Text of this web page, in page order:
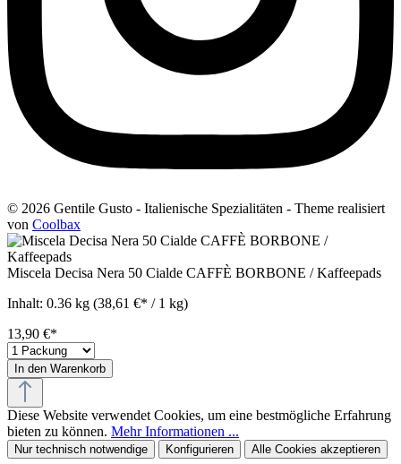
© 2026 Gentile Gusto - Italienische Spezialitäten - Theme realisiert
von Coolbax
Miscela Decisa Nera 50 Cialde CAFFÈ BORBONE / Kaffeepads
Inhalt: 0.36 kg (38,61 €* / 1 kg)
13,90 €*
In den Warenkorb
Diese Website verwendet Cookies, um eine bestmögliche Erfahrung
bieten zu können. Mehr Informationen ...
Nur technisch notwendige Konfigurieren Alle Cookies akzeptieren